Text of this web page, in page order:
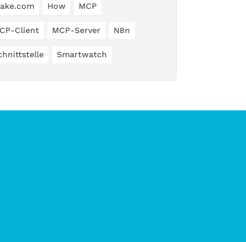
How MCP
Client MCP-Server N8n
Smartwatch